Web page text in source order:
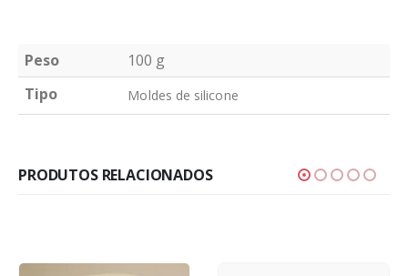
Peso
100 g
Tipo
Moldes de silicone
PRODUTOS RELACIONADOS